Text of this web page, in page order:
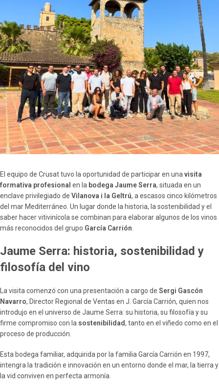
El equipo de Crusat tuvo la oportunidad de participar en unavisita
formativa profesional en la bodega Jaume Serra, situada en un
enclave privilegiado de Vilanova i la Geltrú, a escasos cinco kilómetros
del mar Mediterráneo. Un lugar donde la historia, la sostenibilidad y el
saber hacer vitivinícola se combinan para elaborar algunos de los vinos
más reconocidos del grupo García Carrión.
Jaume Serra: historia, sostenibilidad y
filosofía del vino
La visita comenzó con una presentación a cargo de Sergi Gascón
Navarro, Director Regional de Ventas en J. García Carrión, quien nos
introdujo en el universo de Jaume Serra: su historia, su filosofía y su
firme compromiso con la sostenibilidad, tanto en el viñedo como en el
proceso de producción.
Esta bodega familiar, adquirida por la familia García Carrión en 1997,
intengra la tradición e innovación en un entorno donde el mar, la tierra y
la vid conviven en perfecta armonía.